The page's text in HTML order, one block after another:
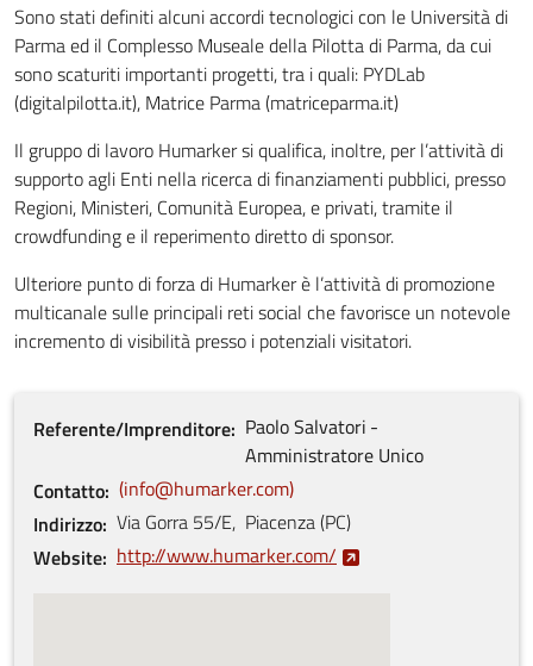
Sono stati definiti alcuni accordi tecnologici con le Università di
Parma ed il Complesso Museale della Pilotta di Parma, da cui
sono scaturiti importanti progetti, tra i quali: PYDLab
(digitalpilotta.it), Matrice Parma (matriceparma.it)
Il gruppo di lavoro Humarker si qualifica, inoltre, per l’attività di
supporto agli Enti nella ricerca di finanziamenti pubblici, presso
Regioni, Ministeri, Comunità Europea, e privati, tramite il
crowdfunding e il reperimento diretto di sponsor.
Ulteriore punto di forza di Humarker è l’attività di promozione
multicanale sulle principali reti social che favorisce un notevole
incremento di visibilità presso i potenziali visitatori.
Referente/Imprenditore PaoloSalvatori
Amministratore Unico
Contatto
info@humarker.com
Indirizzo Via Gorra 55/E, Piacenza(PC)
Website http://www.humarker.com/